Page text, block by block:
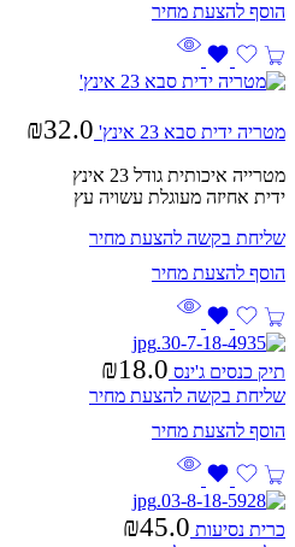
מטריה ידית סבא 23 אינץ' ₪32.0
מטרייה איכותית גודל 23 אינץ
ידית אחיזה מעוגלת עשויה עץ
שליחת בקשה להצעת מחיר
תיק כנסים ג'ינס ₪18.0
שליחת בקשה להצעת מחיר
כרית נסיעות ₪45.0